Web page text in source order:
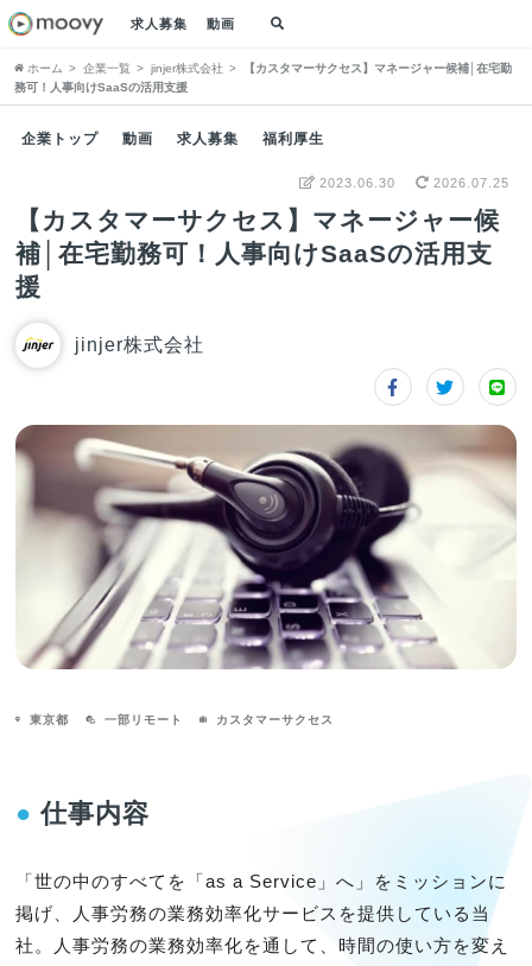
求人募集 動画
ホーム 企業一覧 jinjer株式会社
【カスタマーサクセス】マネージャー候補│在宅勤
務可！人事向けSaaSの活用支援
企業トップ 動画 求人募集 福利厚生
2023.06.30 2026.07.25
【カスタマーサクセス】マネージャー候
補│在宅勤務可！人事向けSaaSの活用支
援
jinjer株式会社
東京都 一部リモート カスタマーサクセス
● 仕事内容
「世の中のすべてを「as a Service」へ」をミッションに
掲げ、人事労務の業務効率化サービスを提供している当
社。人事労務の業務効率化を通して、時間の使い方を変え